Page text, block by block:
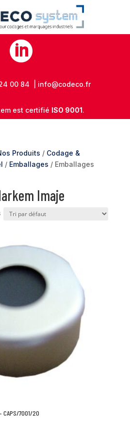

00 84 | info@codeco.fr
est certifié ISO 9001.
Produits / Codage &
/ Emballages / Emballages
Imaje
CAPS/7001/20